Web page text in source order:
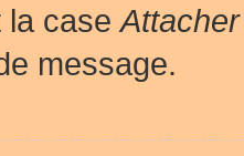
la case
message.